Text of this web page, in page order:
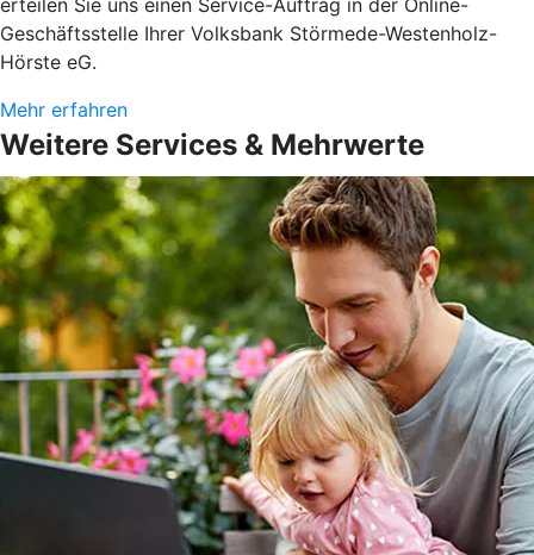
erteilen Sie uns einen Service-Auftrag in der Online-
Geschäftsstelle Ihrer Volksbank Störmede-Westenholz-
Hörste eG.
Mehr erfahren
Weitere Services & Mehrwerte